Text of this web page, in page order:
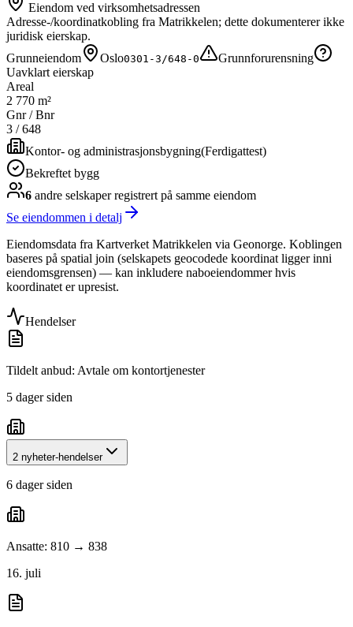
Eiendom ved virksomhetsadressen
Adresse-/koordinatkobling fra Matrikkelen; dette dokumenterer ikke
juridisk eierskap.
Grunneiendom
Oslo0301-3/648-0
Grunnforurensning
Uavklart eierskap
Areal
2 770 m²
Gnr / Bnr
3 /648
Kontor- og administrasjonsbygning(Ferdigattest)
Bekreftet bygg
6 andre selskaperregistrert på samme eiendom
Se eiendommen i detalj
Eiendomsdata fra Kartverket Matrikkelen via Geonorge. Koblingen
baseres på spatial join (selskapets geocodede koordinat ligger inni
eiendomsgrensen) — kan inkludere naboeiendommer hvis
koordinatet er upresist.
Hendelser
Tildelt anbud: Avtale om kontortjenester
5 dager siden
2 nyheter-hendelser
6 dager siden
Ansatte: 810 → 838
16. juli